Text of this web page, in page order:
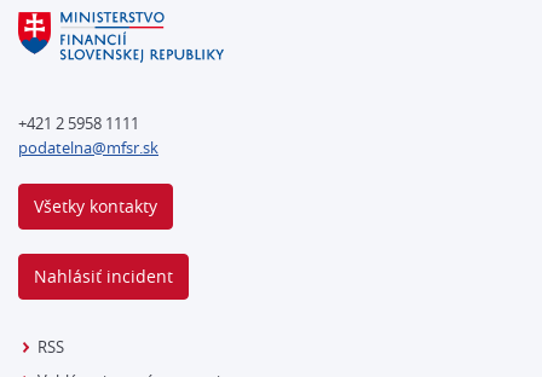
+421 2 5958 1111
podatelna@mfsr.sk
Všetky kontakty
Nahlásiť incident
RSS